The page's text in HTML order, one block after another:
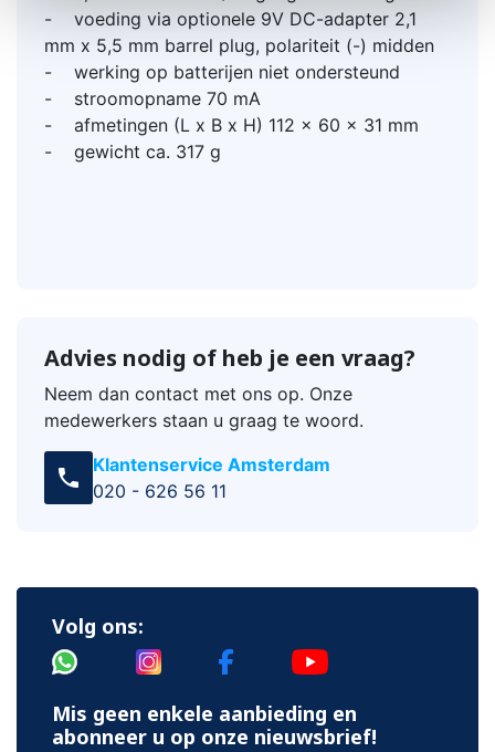
- voeding via optionele 9V DC-adapter 2,1
mm x 5,5 mm barrel plug, polariteit (-) midden
- werking op batterijen niet ondersteund
- stroomopname 70 mA
- afmetingen (L x B x H) 112 x 60 x 31 mm
- gewicht ca. 317 g
Advies nodig of heb je een vraag?
Neem dan contact met ons op. Onze
medewerkers staan u graag te woord.
call
Klantenservice Amsterdam
020 - 626 56 11
Volg ons:
Mis geen enkele aanbieding en
abonneer u op onze nieuwsbrief!